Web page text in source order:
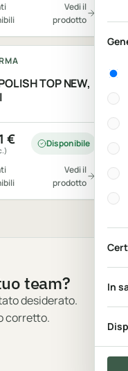
In
Vedi il
prodotto
TOP NEW,
€ Disponibile
Vedi il
prodotto
team?
desiderato.
corretto.